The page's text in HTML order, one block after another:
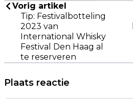
Vorig artikel
Tip: Festivalbotteling
2023 van
International Whisky
Festival Den Haag al
te reserveren
Plaats reactie